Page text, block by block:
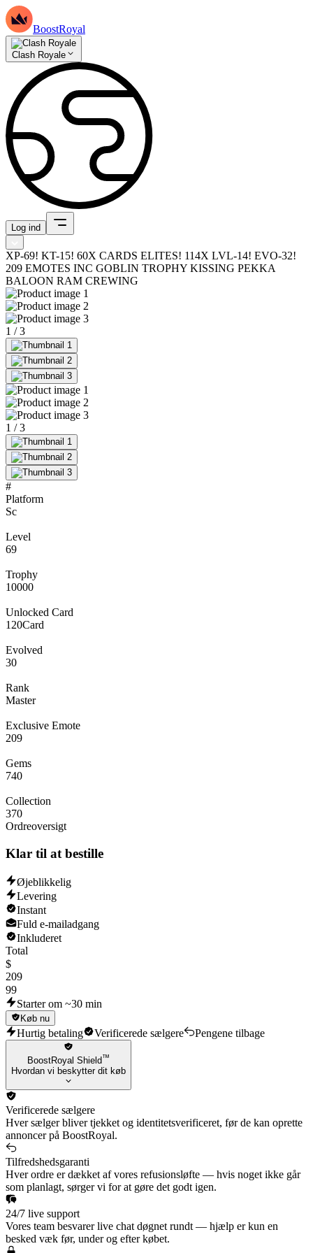
BoostRoyal
Clash Royale
Log ind
XP-69! KT-15! 60X CARDS ELITES! 114X LVL-14! EVO-32!
209 EMOTES INC GOBLIN TROPHY KISSING PEKKA
BALOON RAM CREWING
1 /3
1 /3
#
Platform
Sc
Level
69
Trophy
10000
Unlocked Card
120Card
Evolved
30
Rank
Master
Exclusive Emote
209
Gems
740
Collection
370
Ordreoversigt
Klar til at bestille
Øjeblikkelig
Levering
Instant
Fuld e-mailadgang
Inkluderet
Total
$
209
99
Starter om ~30 min
Køb nu
Hurtig betaling Verificerede sælgere Pengene tilbage
BoostRoyal Shield™
Hvordan vi beskytter dit køb
Verificerede sælgere
Hver sælger bliver tjekket og identitetsverificeret, før de kan oprette
annoncer på BoostRoyal.
Tilfredshedsgaranti
Hver ordre er dækket af vores refusionsløfte — hvis noget ikke går
som planlagt, sørger vi for at gøre det godt igen.
24/7 live support
Vores team besvarer live chat døgnet rundt — hjælp er kun en
besked væk før, under og efter købet.